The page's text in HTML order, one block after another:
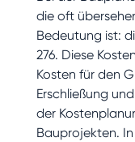
die oft
Bedeutung ist:
276. Diese
Kosten für den
Erschließung
der
Bauprojekten.